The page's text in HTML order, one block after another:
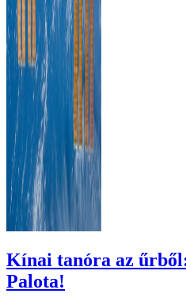
Kínai tanóra az
Palota!